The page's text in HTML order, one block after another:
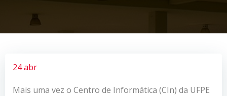
24 abr
Mais uma vez o Centro de Informática (CIn) da UFPE